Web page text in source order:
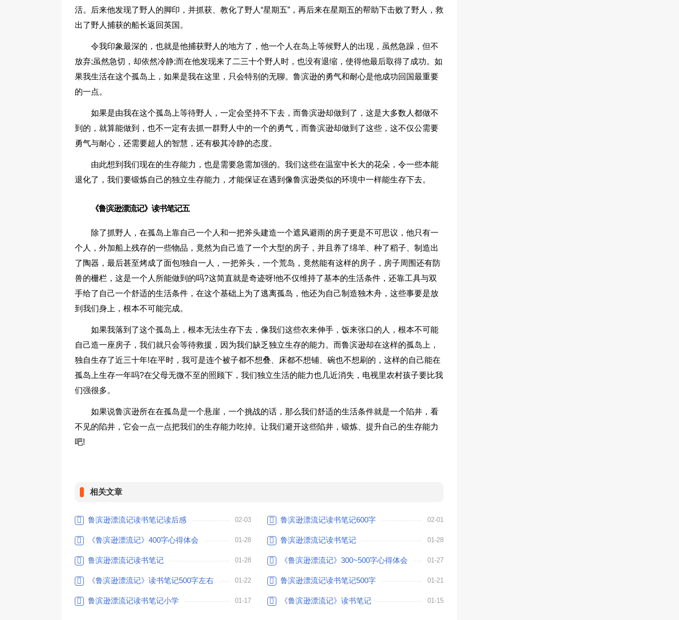
活。后来他发现了野人的脚印，并抓获、教化了野人“星期五”，再后来在星期五的帮助下击败了野人，救
出了野人捕获的船长返回英国。
令我印象最深的，也就是他捕获野人的地方了，他一个人在岛上等候野人的出现，虽然急躁，但不
放弃;虽然急切，却依然冷静;而在他发现来了二三十个野人时，也没有退缩，使得他最后取得了成功。如
果我生活在这个孤岛上，如果是我在这里，只会特别的无聊。鲁滨逊的勇气和耐心是他成功回国最重要
的一点。
如果是由我在这个孤岛上等待野人，一定会坚持不下去，而鲁滨逊却做到了，这是大多数人都做不
到的，就算能做到，也不一定有去抓一群野人中的一个的勇气，而鲁滨逊却做到了这些，这不仅公需要
勇气与耐心，还需要超人的智慧，还有极其冷静的态度。
由此想到我们现在的生存能力，也是需要急需加强的。我们这些在温室中长大的花朵，令一些本能
退化了，我们要锻炼自己的独立生存能力，才能保证在遇到像鲁滨逊类似的环境中一样能生存下去。
《鲁滨逊漂流记》读书笔记五
除了抓野人，在孤岛上靠自己一个人和一把斧头建造一个遮风避雨的房子更是不可思议，他只有一
个人，外加船上残存的一些物品，竟然为自己造了一个大型的房子，并且养了绵羊、种了稻子、制造出
了陶器，最后甚至烤成了面包!独自一人，一把斧头，一个荒岛，竟然能有这样的房子，房子周围还有防
兽的栅栏，这是一个人所能做到的吗?这简直就是奇迹呀!他不仅维持了基本的生活条件，还靠工具与双
手给了自己一个舒适的生活条件，在这个基础上为了逃离孤岛，他还为自己制造独木舟，这些事要是放
到我们身上，根本不可能完成。
如果我落到了这个孤岛上，根本无法生存下去，像我们这些衣来伸手，饭来张口的人，根本不可能
自己造一座房子，我们就只会等待救援，因为我们缺乏独立生存的能力。而鲁滨逊却在这样的孤岛上，
独自生存了近三十年!在平时，我可是连个被子都不想叠、床都不想铺、碗也不想刷的，这样的自己能在
孤岛上生存一年吗?在父母无微不至的照顾下，我们独立生活的能力也几近消失，电视里农村孩子要比我
们强很多。
如果说鲁滨逊所在在孤岛是一个悬崖，一个挑战的话，那么我们舒适的生活条件就是一个陷井，看
不见的陷井，它会一点一点把我们的生存能力吃掉。让我们避开这些陷井，锻炼、提升自己的生存能力
吧!
相关文章
鲁滨逊漂流记读书笔记读后感 02-03 鲁滨逊漂流记读书笔记600字 02-01
《鲁滨逊漂流记》400字心得体会 01-28 鲁滨逊漂流记读书笔记 01-28
鲁滨逊漂流记读书笔记 01-28 《鲁滨逊漂流记》300~500字心得体会 01-27
《鲁滨逊漂流记》读书笔记500字左右 01-22 鲁滨逊漂流记读书笔记500字 01-21
鲁滨逊漂流记读书笔记小学 01-17 《鲁滨逊漂流记》读书笔记 01-15